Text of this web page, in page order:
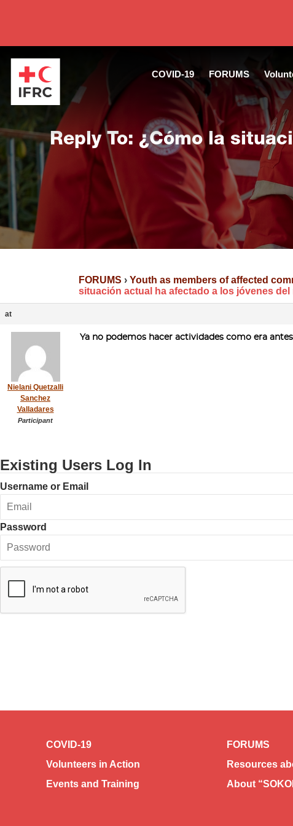
COVID-19 FORUMS
Reply To: ¿Cómo la
FORUMS › Youth as members of affected
situación actual ha afectado a los jóvenes
at
Nielani Quetzalli
Sanchez
Valladares
Participant
Ya no podemos hacer actividades como era
Existing Users Log In
Username or Email
Password
COVID-19
FORUMS
Volunteers in Action
Resources
Events and Training
About